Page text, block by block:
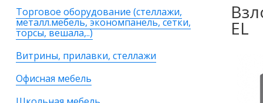
Торговое оборудование (стеллажи,
металл.мебель, экономпанель, сетки,
торсы, вешала,..)
Витрины, прилавки, стеллажи
Офисная мебель
EL